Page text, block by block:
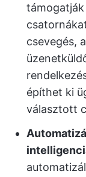
csevegés,
építhet ki
választott